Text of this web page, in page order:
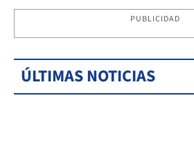
PUBLICIDAD
ÚLTIMAS NOTICIAS